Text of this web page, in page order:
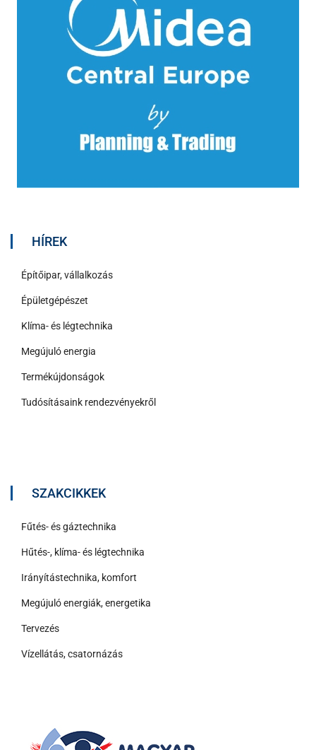
HÍREK
Építőipar, vállalkozás
Épületgépészet
Klíma- és légtechnika
Megújuló energia
Termékújdonságok
Tudósításaink rendezvényekről
SZAKCIKKEK
Fűtés- és gáztechnika
Hűtés-, klíma- és légtechnika
Irányítástechnika, komfort
Megújuló energiák, energetika
Tervezés
Vízellátás, csatornázás